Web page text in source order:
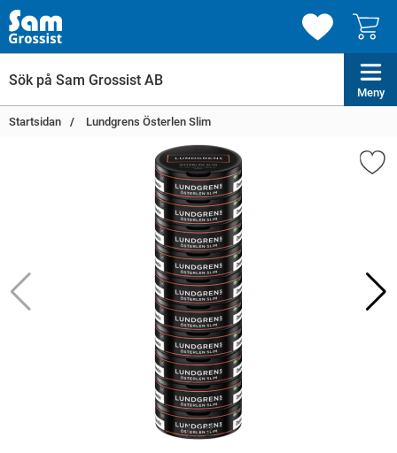
Meny
Startsidan Lundgrens Österlen Slim
1/2